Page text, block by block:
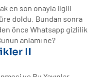
en son onayla ilgili
doldu. Bundan sonra
önce Whatsapp gizlilik
anlamı ne?
II